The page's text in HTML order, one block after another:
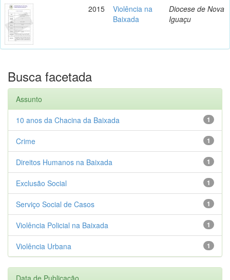
2015
Violência na
Baixada
Diocese de Nova
Iguaçu
Busca facetada
Assunto
1
10 anos da Chacina da Baixada
1
Crime
1
Direitos Humanos na Baixada
1
Exclusão Social
1
Serviço Social de Casos
1
Violência Policial na Baixada
1
Violência Urbana
Data de Publicação